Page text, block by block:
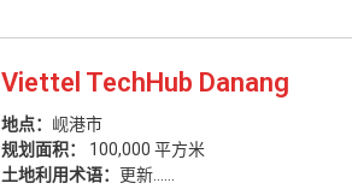
莲沼工业园
地点： 岘港市
规划面积：
289公顷
土地利用期限： 2046年
庆利工业集群
地点： 宁平
规划面积：
63公顷
土地利用期限： 2071年
Viettel TechHub Danang
地点： 岘港市
规划面积：
100,000 平方米
土地利用术语： 更新……
南丹塔工业园
地点： 西宁
规划面积：
244.74公顷
土地使用期限： 50年（2021年-2071年）
庆上产业集群
地点： 宁平
规划面积：
75公顷
土地利用期限： 2067年
莲沼工业园
地点： 岘港市
规划面积：
289公顷
土地利用期限： 2046年
庆利工业集群
地点： 宁平
规划面积：
63公顷
土地利用期限： 2071年